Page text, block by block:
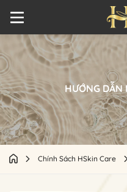
HƯỚNG DẪN
Chính Sách HSkin Care